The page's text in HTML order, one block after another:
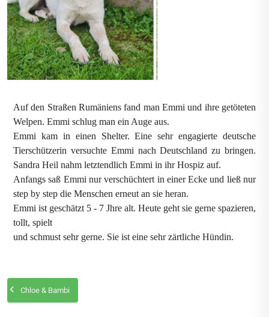
Auf den Straßen Rumäniens fand man Emmi und ihre getöteten
Welpen. Emmi schlug man ein Auge aus.
Emmi kam in einen Shelter. Eine sehr engagierte deutsche
Tierschützerin versuchte Emmi nach Deutschland zu bringen.
Sandra Heil nahm letztendlich Emmi in ihr Hospiz auf.
Anfangs saß Emmi nur verschüchtert in einer Ecke und ließ nur
step by step die Menschen erneut an sie heran.
Emmi ist geschätzt 5 - 7 Jhre alt. Heute geht sie gerne spazieren,
tollt, spielt
und schmust sehr gerne. Sie ist eine sehr zärtliche Hündin.
Chloe & Bambi